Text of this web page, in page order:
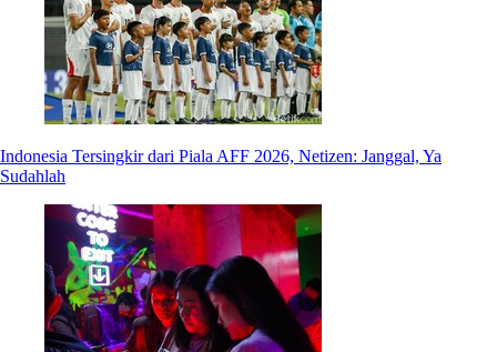
Indonesia Tersingkir dari Piala AFF 2026, Netizen: Janggal, Ya
Sudahlah